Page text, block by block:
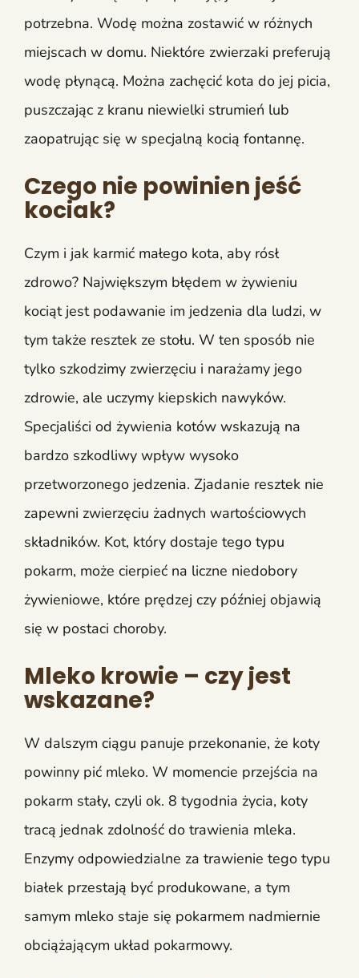
potrzebna. Wodę można zostawić w różnych
miejscach w domu. Niektóre zwierzaki preferują
wodę płynącą. Można zachęcić kota do jej picia,
puszczając z kranu niewielki strumień lub
zaopatrując się w specjalną kocią fontannę.
Czego nie powinien jeść
kociak?
Czym i jak karmić małego kota, aby rósł
zdrowo? Największym błędem w żywieniu
kociąt jest podawanie im jedzenia dla ludzi, w
tym także resztek ze stołu. W ten sposób nie
tylko szkodzimy zwierzęciu i narażamy jego
zdrowie, ale uczymy kiepskich nawyków.
Specjaliści od żywienia kotów wskazują na
bardzo szkodliwy wpływ wysoko
przetworzonego jedzenia. Zjadanie resztek nie
zapewni zwierzęciu żadnych wartościowych
składników. Kot, który dostaje tego typu
pokarm, może cierpieć na liczne niedobory
żywieniowe, które prędzej czy później objawią
się w postaci choroby.
Mleko krowie – czy jest
wskazane?
W dalszym ciągu panuje przekonanie, że koty
powinny pić mleko. W momencie przejścia na
pokarm stały, czyli ok. 8 tygodnia życia, koty
tracą jednak zdolność do trawienia mleka.
Enzymy odpowiedzialne za trawienie tego typu
białek przestają być produkowane, a tym
samym mleko staje się pokarmem nadmiernie
obciążającym układ pokarmowy.